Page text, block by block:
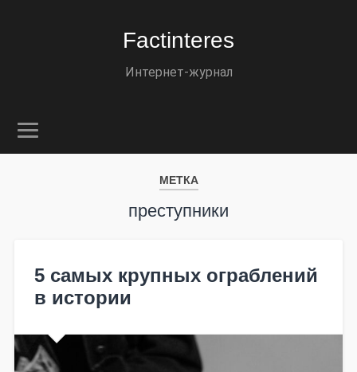
Factinteres
Интернет-журнал
МЕТКА
преступники
5 самых крупных ограблений
в истории